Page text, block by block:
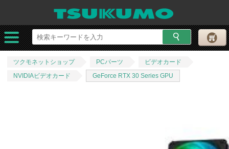
ツクモネットショップ PCパーツ
ビデオカード
NVIDIAビデオカード
GeForce RTX 30 Series GPU